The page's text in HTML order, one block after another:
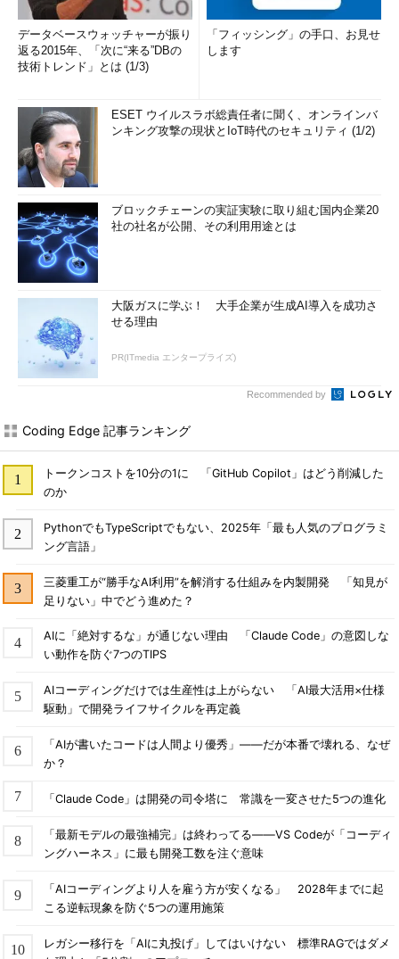
データベースウォッチャーが振り
返る2015年、「次に“来る”DBの
技術トレンド」とは (1/3)
「フィッシング」の手口、お見せ
します
ESET ウイルスラボ総責任者に聞く、オンラインバ
ンキング攻撃の現状とIoT時代のセキュリティ (1/2)
ブロックチェーンの実証実験に取り組む国内企業20
社の社名が公開、その利用用途とは
大阪ガスに学ぶ！ 大手企業が生成AI導入を成功さ
せる理由
PR(ITmedia エンタープライズ)
Recommended by
Coding Edge 記事ランキング
トークンコストを10分の1に 「GitHub Copilot」はどう削減した
のか
PythonでもTypeScriptでもない、2025年「最も人気のプログラミ
ング言語」
三菱重工が“勝手なAI利用”を解消する仕組みを内製開発 「知見が
足りない」中でどう進めた？
AIに「絶対するな」が通じない理由 「Claude Code」の意図しな
い動作を防ぐ7つのTIPS
AIコーディングだけでは生産性は上がらない 「AI最大活用×仕様
駆動」で開発ライフサイクルを再定義
「AIが書いたコードは人間より優秀」――だが本番で壊れる、なぜ
か？
「Claude Code」は開発の司令塔に 常識を一変させた5つの進化
「最新モデルの最強補完」は終わってる――VS Codeが「コーディ
ングハーネス」に最も開発工数を注ぐ意味
「AIコーディングより人を雇う方が安くなる」 2028年までに起
こる逆転現象を防ぐ5つの運用施策
レガシー移行を「AIに丸投げ」してはいけない 標準RAGではダメ